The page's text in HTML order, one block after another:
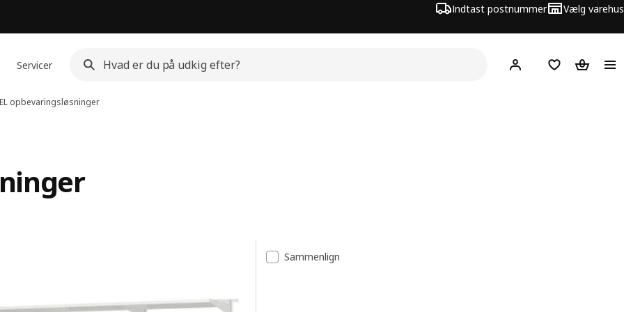
Indtast postnummer Vælg varehus
Servicer Hej! Log ind her
Huskeliste
Kurv
opbevaringsløsninger
Sammenlign